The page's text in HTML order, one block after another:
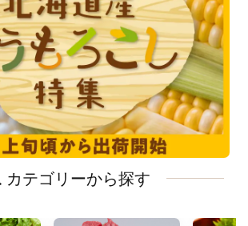
カテゴリーから探す